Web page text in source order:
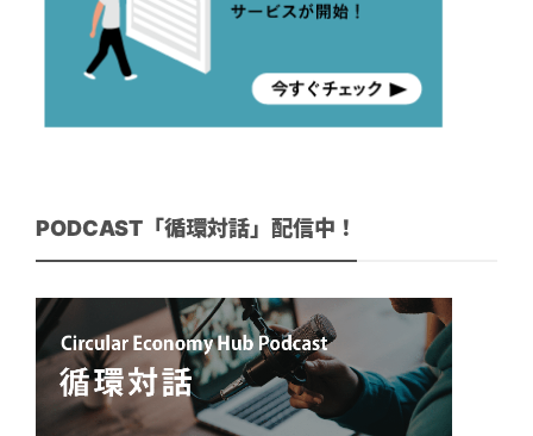
PODCAST「循環対話」配信中！